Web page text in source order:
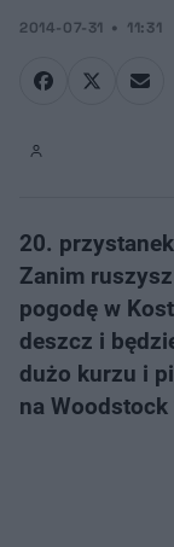
2014-07-31 11:31
20.
Zanim
pogodę w
deszcz i
dużo kurzu i
na Woodstock